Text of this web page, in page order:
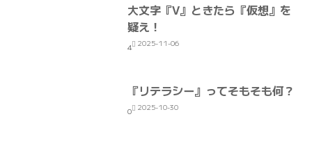
大文字『V』ときたら『仮想』を
疑え！
4 2025-11-06
『リテラシー』ってそもそも何？
0 2025-10-30